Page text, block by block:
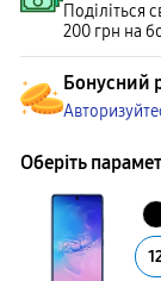
Поділіться
200 грн на
Бонусний
Оберіть